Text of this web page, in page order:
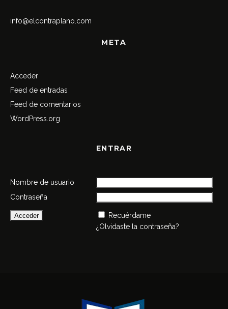
info@elcontraplano.com
META
Acceder
Feed de entradas
Feed de comentarios
WordPress.org
ENTRAR
Nombre de usuario
Contraseña
Recuérdame
¿Olvidaste la contraseña?